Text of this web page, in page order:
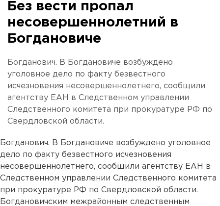
Без вести пропал
несовершеннолетний в
Богдановиче
Богданович. В Богдановиче возбуждено
уголовное дело по факту безвестного
исчезновения несовершеннолетнего, сообщили
агентству ЕАН в Следственном управлении
Следственного комитета при прокуратуре РФ по
Свердловской области.
Богданович. В Богдановиче возбуждено уголовное
дело по факту безвестного исчезновения
несовершеннолетнего, сообщили агентству ЕАН в
Следственном управлении Следственного комитета
при прокуратуре РФ по Свердловской области.
Богдановичским межрайонным следственным